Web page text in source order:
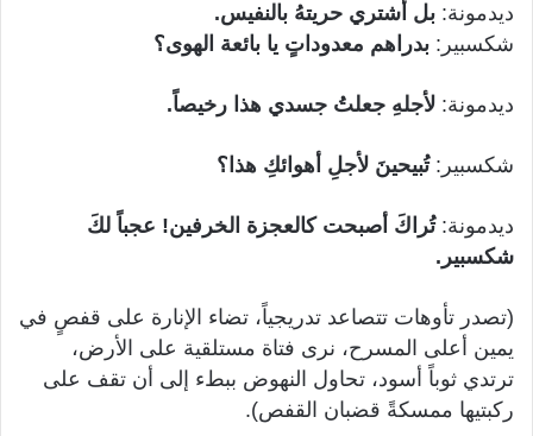
ديدمونة: بل أشتري حريتهُ بالنفيس.
شكسبير: بدراهم معدوداتٍ يا بائعة الهوى؟
ديدمونة: لأجلهِ جعلتُ جسدي هذا رخيصاً.
شكسبير:تُبيحينَ لأجلِ أهوائكِ هذا؟
ديدمونة:تُراكَ أصبحت كالعجزة الخرفين! عجباً لكَ
شكسبير.
(تصدر تأوهات تتصاعد تدريجياً، تضاء الإنارة على قفصٍ في
يمين أعلى المسرح، نرى فتاة مستلقية على الأرض،
ترتدي ثوباً أسود، تحاول النهوض ببطء إلى أن تقف على
ركبتيها ممسكةً قضبان القفص).